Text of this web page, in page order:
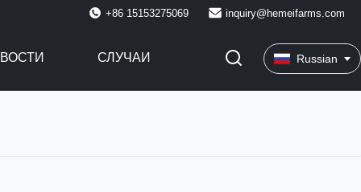
+86 15153275069 inquiry@hemeifarms.com
СЛУЧАИ Russian